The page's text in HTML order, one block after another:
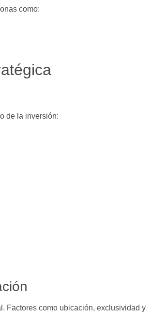
como:
de la inversión:
Factores como ubicación, exclusividad y